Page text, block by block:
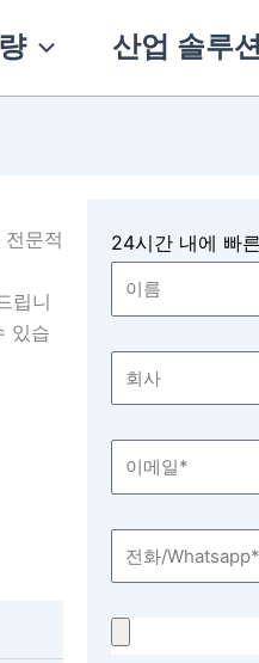
산업 솔루션
문적
립니
있습
24시간 내에 빠